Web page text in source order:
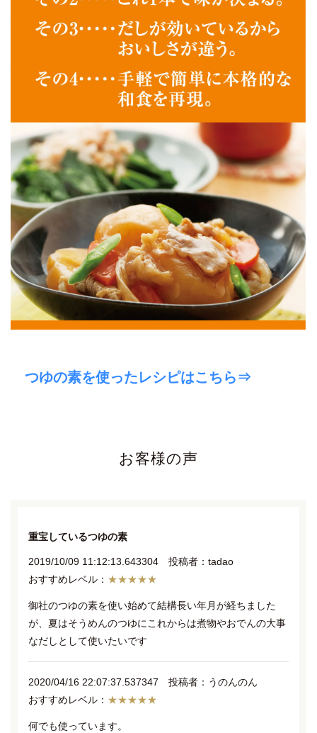
つゆの素を使ったレシピはこちら⇒
お客様の声
重宝しているつゆの素
2019/10/09 11:12:13.643304 投稿者：tadao
★★★★★
御社のつゆの素を使い始めて結構長い年月が経ちました
が、夏はそうめんのつゆにこれからは煮物やおでんの大事
なだしとして使いたいです
2020/04/16 22:07:37.537347 投稿者：うのんのん
★★★★★
何でも使っています。